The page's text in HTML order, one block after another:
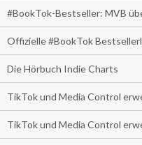
#BookTok-Bestseller: MVB
Offizielle #BookTok
Die Hörbuch Indie Charts
TikTok und Media Control
TikTok und Media Control